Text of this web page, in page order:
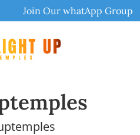
Join Our whatApp Group